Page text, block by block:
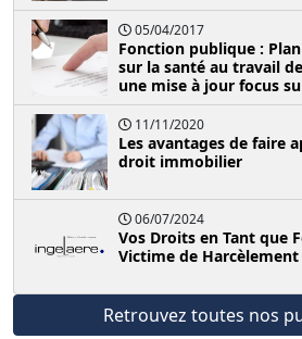
05/04/2017
Fonction publique :
sur la santé au travail
une mise à jour focus
11/11/2020
Les avantages de faire
droit immobilier
06/07/2024
Vos Droits en Tant que
Victime de
Retrouvez toutes nos